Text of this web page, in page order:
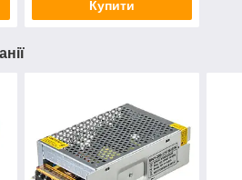
Купити